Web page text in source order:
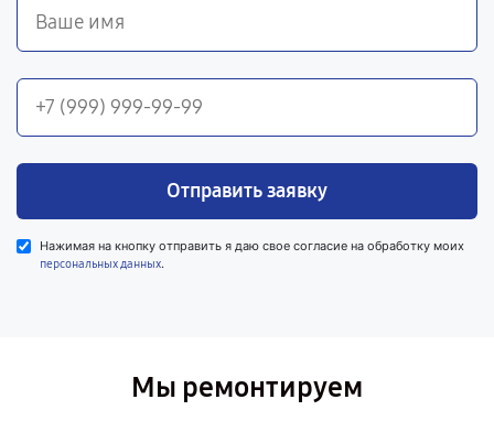
Отправить заявку
Нажимая на кнопку отправить я даю свое согласие на обработку моих
персональных данных.
Мы ремонтируем